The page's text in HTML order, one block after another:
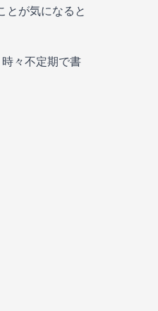
とが気になると
々不定期で書